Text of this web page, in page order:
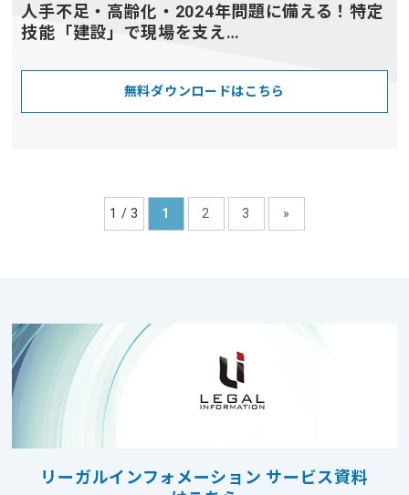
人手不足・高齢化・2024年問題に備える！特定
技能「建設」で現場を支え…
無料ダウンロードはこちら
1 / 3 1 2 3 »
リーガルインフォメーション サービス資料